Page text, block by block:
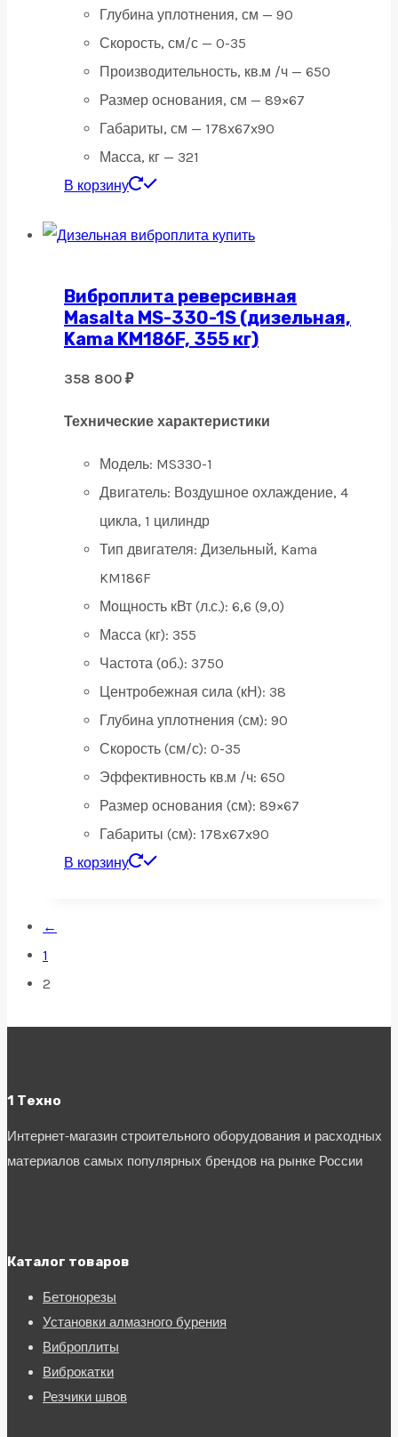
Глубина уплотнения, см — 90
Скорость, см/с — 0-35
Производительность, кв.м /ч — 650
Размер основания, см — 89×67
Габариты, см — 178x67x90
Масса, кг — 321
В корзину
Виброплита реверсивная
Masalta MS-330-1S (дизельная,
Kama KM186F, 355 кг)
358 800 ₽
Технические характеристики
Модель: MS330-1
Двигатель: Воздушное охлаждение, 4
цикла, 1 цилиндр
Тип двигателя: Дизельный, Kama
KM186F
Мощность кВт (л.с.): 6,6 (9,0)
Масса (кг): 355
Частота (об.): 3750
Центробежная сила (кН): 38
Глубина уплотнения (см): 90
Скорость (см/с): 0-35
Эффективность кв.м /ч: 650
Размер основания (см): 89×67
Габариты (см): 178x67x90
В корзину
←
1
2
1 Техно
Интернет-магазин строительного оборудования и расходных
материалов самых популярных брендов на рынке России
Каталог товаров
Бетонорезы
Установки алмазного бурения
Виброплиты
Виброкатки
Резчики швов